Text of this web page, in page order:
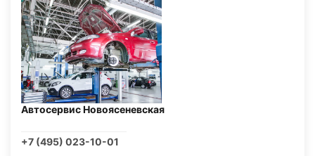
Автосервис Новоясеневская
+7 (495) 023-10-01